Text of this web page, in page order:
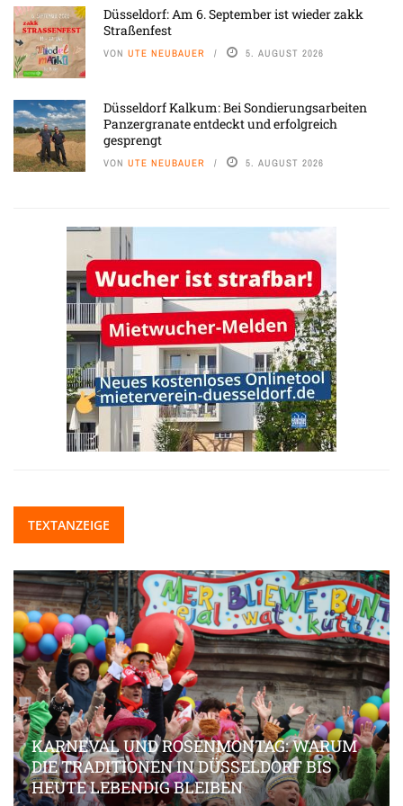
Düsseldorf: Am 6. September ist wieder zakk
Straßenfest
VON UTE NEUBAUER 5. AUGUST 2026
Düsseldorf Kalkum: Bei Sondierungsarbeiten
Panzergranate entdeckt und erfolgreich
gesprengt
VON UTE NEUBAUER 5. AUGUST 2026
TEXTANZEIGE
KARNEVAL UND ROSENMONTAG: WARUM
DIE TRADITIONEN IN DÜSSELDORF BIS
HEUTE LEBENDIG BLEIBEN